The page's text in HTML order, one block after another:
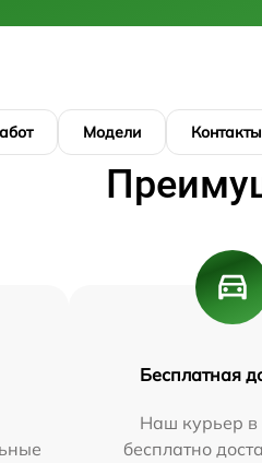
Модели Контакты
Бесплатная
Наш курьер в
бесплатно